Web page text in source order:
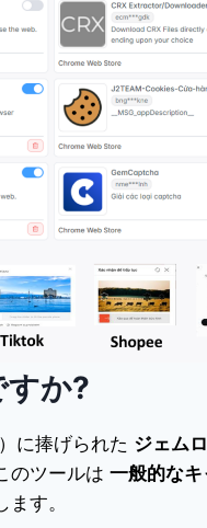
か?
）に捧げられた ジェム
のツールは 一般的な
す。